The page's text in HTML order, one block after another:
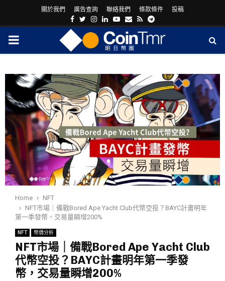
關於我們 廣告查詢 聯絡我們 條款條件 投稿
Facebook
Twitter
Instagram
LinkedinYoutube
Email
RssTelegram
PRIMARY
Home
NFT
NFT市場｜備戰Bored Ape Yacht Club代幣空投？BAYC計畫明年
第一季發幣，交易量瞬增200%
NFT 幣價分析
NFT市場｜備戰Bored Ape Yacht Club
代幣空投？BAYC計畫明年第一季發
幣，交易量瞬增200%